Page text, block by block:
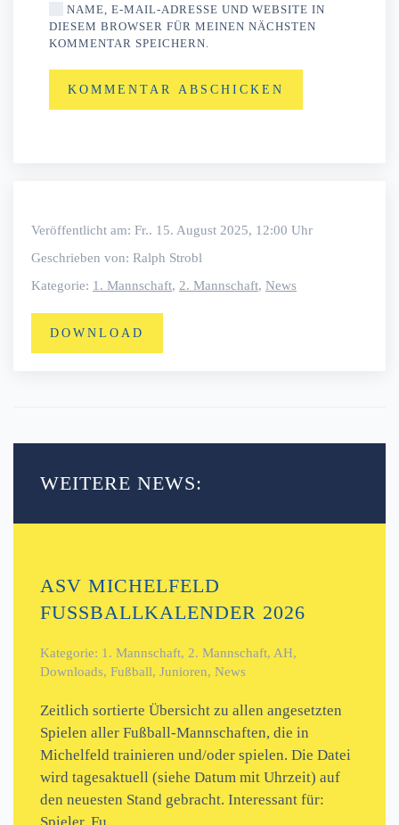
NAME, E-MAIL-ADRESSE UND WEBSITE IN
DIESEM BROWSER FÜR MEINEN NÄCHSTEN
KOMMENTAR SPEICHERN.
KOMMENTAR ABSCHICKEN
Veröffentlicht am: Fr.. 15. August 2025, 12:00 Uhr
Geschrieben von: Ralph Strobl
Kategorie: 1. Mannschaft, 2. Mannschaft, News
DOWNLOAD
WEITERE NEWS:
ASV MICHELFELD
FUSSBALLKALENDER 2026
Kategorie: 1. Mannschaft, 2. Mannschaft, AH,
Downloads, Fußball, Junioren, News
Zeitlich sortierte Übersicht zu allen angesetzten
Spielen aller Fußball-Mannschaften, die in
Michelfeld trainieren und/oder spielen. Die Datei
wird tagesaktuell (siehe Datum mit Uhrzeit) auf
den neuesten Stand gebracht. Interessant für: